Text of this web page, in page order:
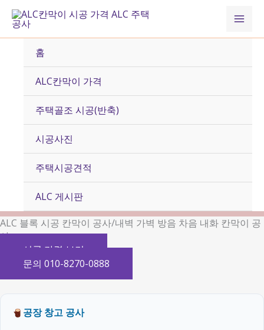
츠
홈
ALC칸막이 가격
주택골조 시공(반축)
시공사진
주택시공견적
ALC 게시판
ALC 블록 시공 칸막이 공사/내벽 가벽 방음 차음 내화 칸막이 공
사
시공 가격 보기
문의 010-8270-0888
공장 창고 공사